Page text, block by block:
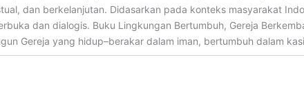
dan berkelanjutan. Didasarkan pada konteks masyarakat
dan dialogis. Buku Lingkungan Bertumbuh, Gereja
Gereja yang hidup–berakar dalam iman, bertumbuh dalam